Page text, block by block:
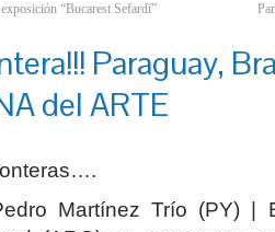
“Bucarest Sefardí”
Paraguay,
del ARTE
Martínez Trío (PY) |